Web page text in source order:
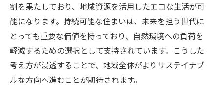
割を果たしており、地域資源を活用したエコな生活が可
能になります。持続可能な住まいは、未来を担う世代に
とっても重要な価値を持っており、自然環境への負荷を
軽減するための選択として支持されています。こうした
考え方が浸透することで、地域全体がよりサステイナブ
ルな方向へ進むことが期待されます。